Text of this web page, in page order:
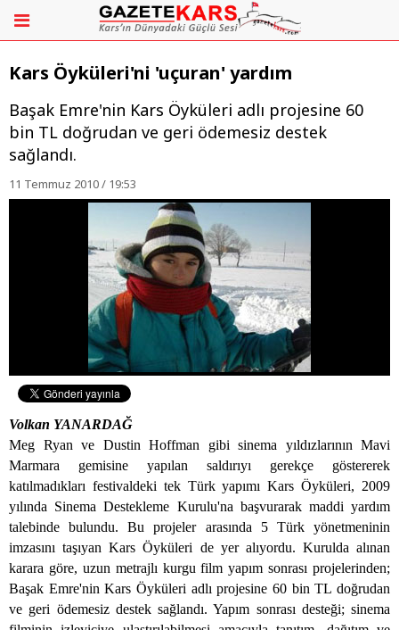
Kars Öyküleri'ni 'uçuran' yardım
Başak Emre'nin Kars Öyküleri adlı projesine 60
bin TL doğrudan ve geri ödemesiz destek
sağlandı.
11 Temmuz 2010 / 19:53
Volkan YANARDAĞ
Meg Ryan ve Dustin Hoffman gibi sinema yıldızlarının Mavi
Marmara gemisine yapılan saldırıyı gerekçe göstererek
katılmadıkları festivaldeki tek Türk yapımı Kars Öyküleri, 2009
yılında Sinema Destekleme Kurulu'na başvurarak maddi yardım
talebinde bulundu. Bu projeler arasında 5 Türk yönetmeninin
imzasını taşıyan Kars Öyküleri de yer alıyordu. Kurulda alınan
karara göre, uzun metrajlı kurgu film yapım sonrası projelerinden;
Başak Emre'nin Kars Öyküleri adlı projesine 60 bin TL doğrudan
ve geri ödemesiz destek sağlandı. Yapım sonrası desteği; sinema